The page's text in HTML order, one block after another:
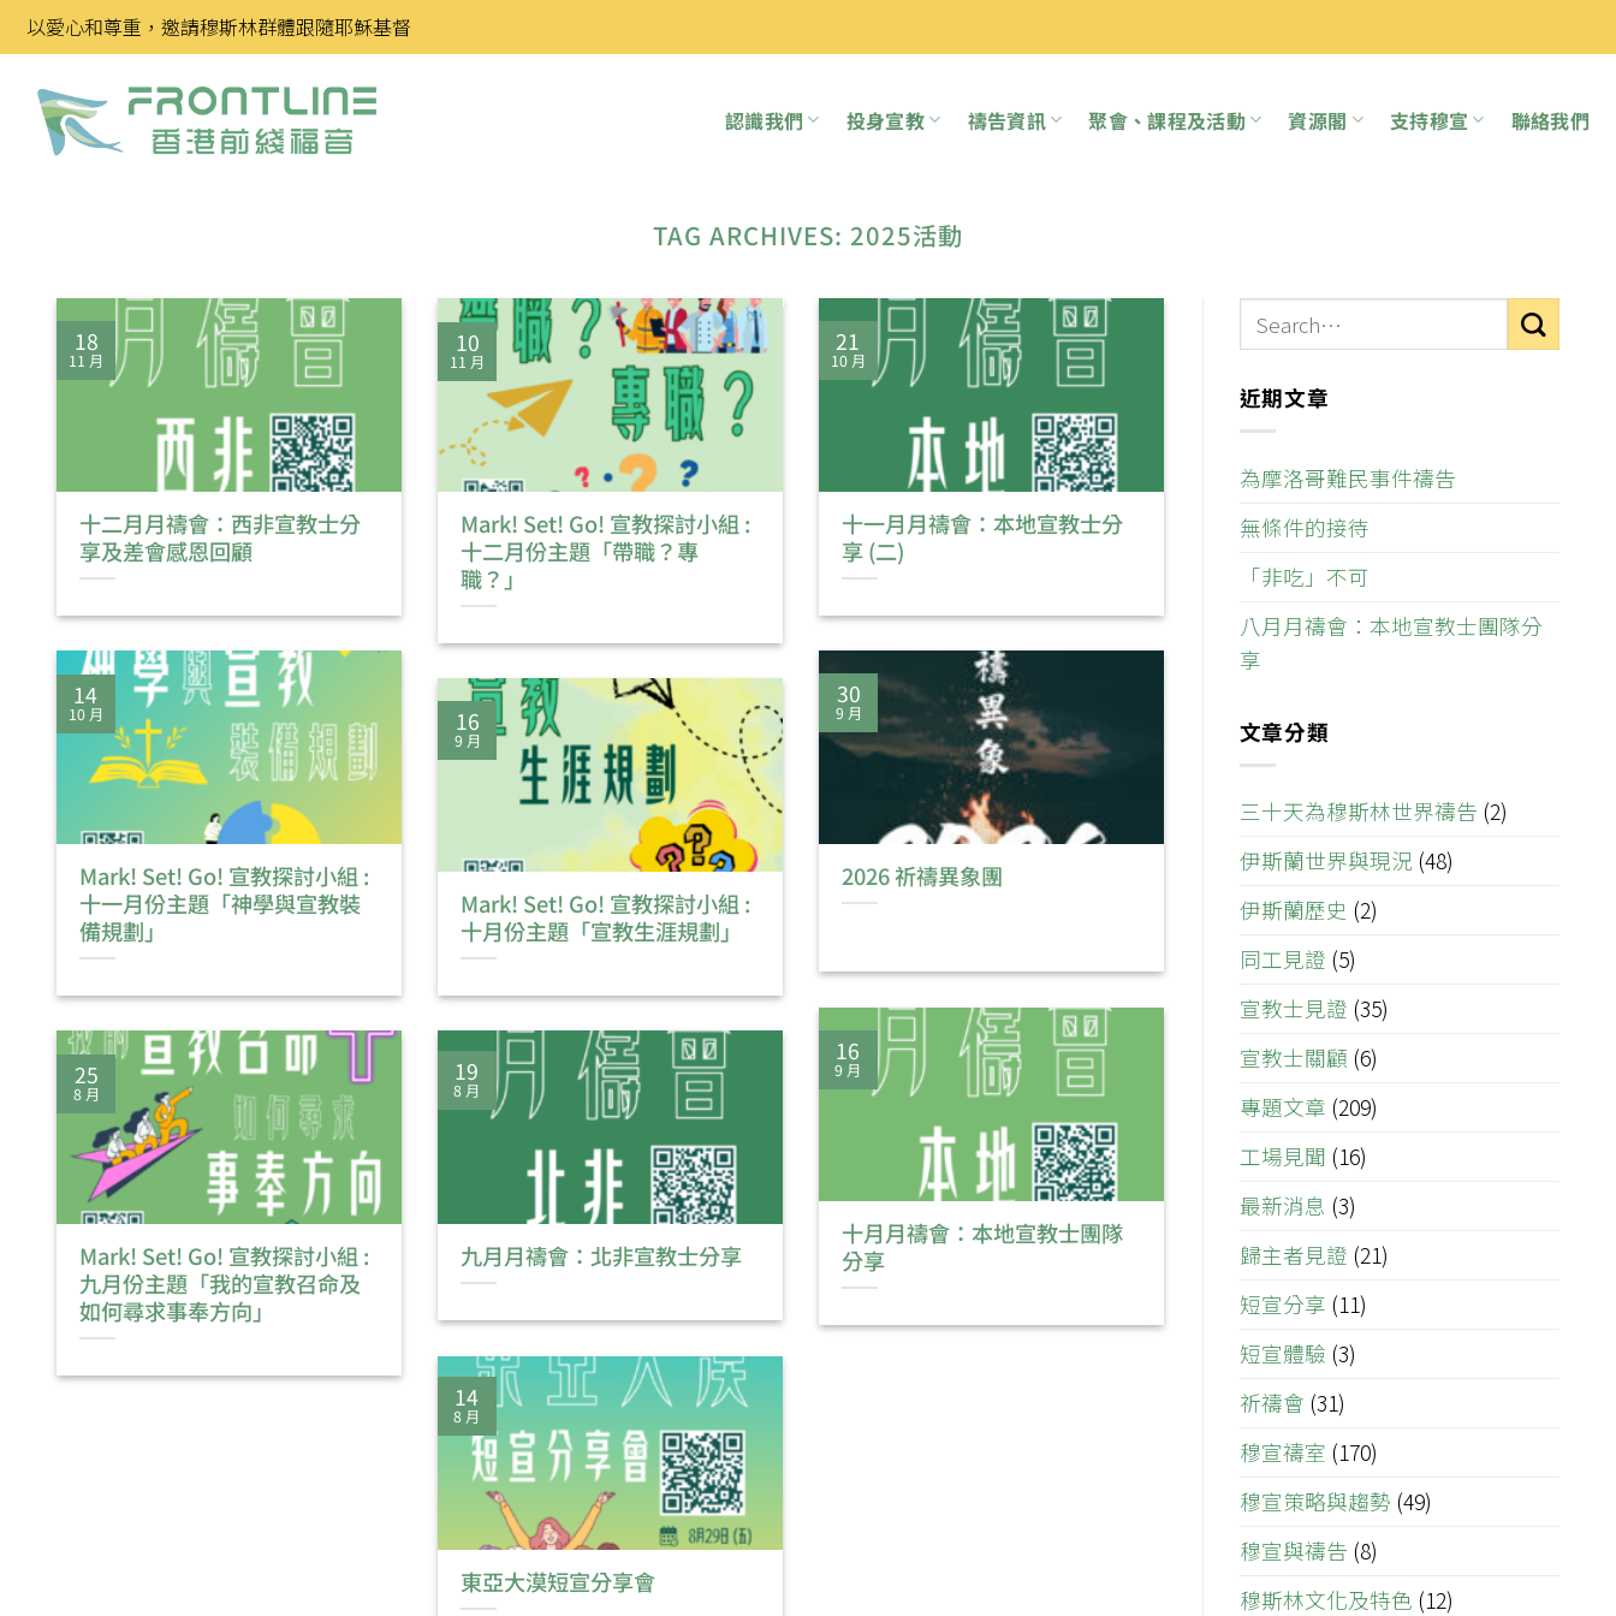
Skip
to
content
以愛心和尊重，邀請穆斯林群體跟隨耶穌基督
認識我們 投身宣教 禱告資訊 聚會、課程及活動 資源閣 支持穆宣 聯絡我們
TAG ARCHIVES: 2025活動
十二月月禱會：西非宣教士分
享及差會感恩回顧
18
11 月
Mark! Set! Go! 宣教探討小組 :
十二月份主題「帶職？專
職？」
10
11 月
十一月月禱會：本地宣教士分
享 (二)
21
10 月
Mark! Set! Go! 宣教探討小組 :
十一月份主題「神學與宣教裝
備規劃」
14
10 月
2026 祈禱異象團
30
9 月
Mark! Set! Go! 宣教探討小組 :
十月份主題「宣教生涯規劃」
16
9 月
十月月禱會：本地宣教士團隊
分享
16
9 月
Mark! Set! Go! 宣教探討小組 :
九月份主題「我的宣教召命及
如何尋求事奉方向」
25
8 月
九月月禱會：北非宣教士分享
19
8 月
東亞大漠短宣分享會
14
8 月
近期文章
為摩洛哥難民事件禱告
無條件的接待
「非吃」不可
八月月禱會：本地宣教士團隊分
享
文章分類
三十天為穆斯林世界禱告 (2)
伊斯蘭世界與現況 (48)
伊斯蘭歷史 (2)
同工見證 (5)
宣教士見證 (35)
宣教士關顧 (6)
專題文章 (209)
工場見聞 (16)
最新消息 (3)
歸主者見證 (21)
短宣分享 (11)
短宣體驗 (3)
祈禱會 (31)
穆宣禱室 (170)
穆宣策略與趨勢 (49)
穆宣與禱告 (8)
穆斯林文化及特色 (12)